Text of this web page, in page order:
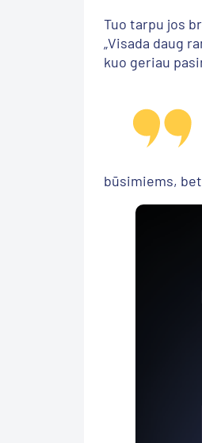
Tuo tarpu jos
„Visada daug
kuo geriau
būsimiems,